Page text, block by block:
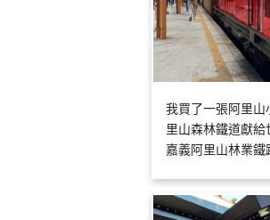
我買了一張阿里
里山森林鐵道獻
嘉義阿里山林業